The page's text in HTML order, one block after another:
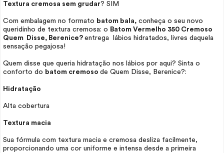
Textura cremosa sem grudar? SIM
Com embalagem no formato batom bala, conheça o seu novo
queridinho de textura cremosa: o Batom Vermelho 350 Cremoso
Quem Disse, Berenice? entrega lábios hidratados, livres daquela
sensação pegajosa!
Quem disse que queria hidratação nos lábios por aqui? Sinta o
conforto do batom cremoso de Quem Disse, Berenice?:
Hidratação
Alta cobertura
Textura macia
Sua fórmula com textura macia e cremosa desliza facilmente,
proporcionando uma cor uniforme e intensa desde a primeira